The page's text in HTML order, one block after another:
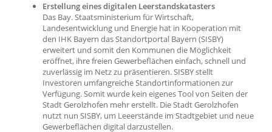
Erstellung eines digitalen Leerstandskatasters
Das Bay. Staatsministerium für Wirtschaft,
Landesentwicklung und Energie hat in Kooperation mit
den IHK Bayern das Standortportal Bayern (SISBY)
erweitert und somit den Kommunen die Möglichkeit
eröffnet, ihre freien Gewerbeflächen einfach, schnell und
zuverlässig im Netz zu präsentieren. SISBY stellt
Investoren umfangreiche Standortinformationen zur
Verfügung. Somit wurde kein eigenes Tool von Seiten der
Stadt Gerolzhofen mehr erstellt. Die Stadt Gerolzhofen
nutzt nun SISBY, um Leeerstände im Stadtgebiet und neue
Gewerbeflächen digital darzustellen.